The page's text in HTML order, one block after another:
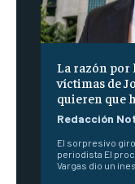
La razón por
víctimas de
quieren que
Redacción
El sorpresivo
periodista El
Vargas dio un